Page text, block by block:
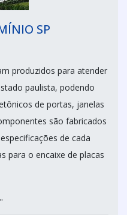
SP
produzidos para atender
paulista, podendo
de portas, janelas
são fabricados
de cada
para o encaixe de placas